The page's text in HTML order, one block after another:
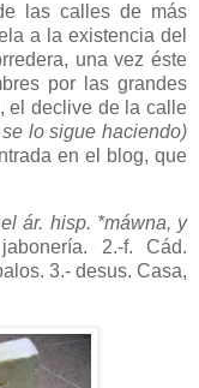
las calles de más
a la existencia del
una vez éste
por las grandes
el declive de la calle
lo sigue haciendo)
en el blog, que
ár. hisp. *máwna, y
2.-f. Cád.
3.- desus. Casa,